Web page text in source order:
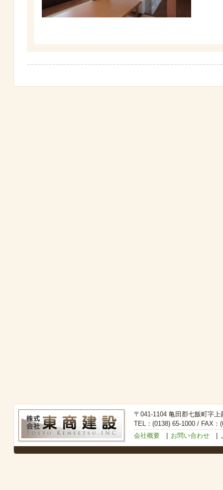
〒041-1104 亀田郡七飯町字上
TEL：(0138) 65-1000 / FAX：
会社概要| お問い合わせ|